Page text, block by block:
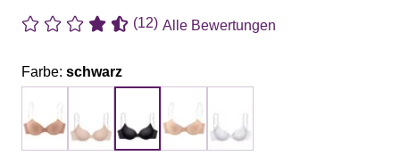
(12) Alle Bewertungen
Farbe: schwarz